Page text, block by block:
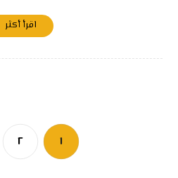
اقرأ أكثر
١ ٢